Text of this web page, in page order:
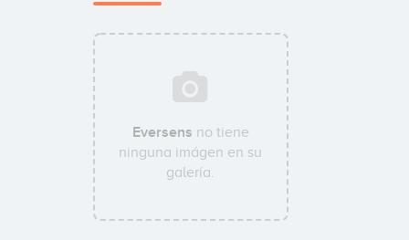
Eversens no tiene
ninguna imágen en su
galería.